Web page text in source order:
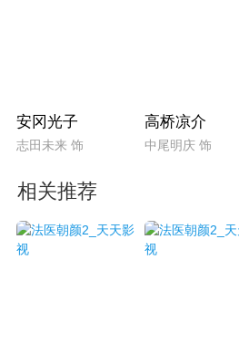
安冈光子
志田未来 饰
高桥凉介
中尾明庆 饰
相关推荐